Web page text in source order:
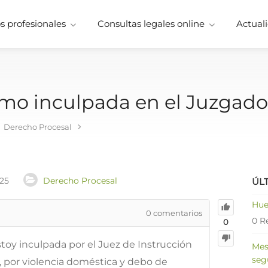
profesionales Consultas legales online
inculpada en el
Derecho Procesal
Derecho Procesal
0
0 comentarios
inculpada por el Juez de Instrucción
por violencia doméstica y debo de
0